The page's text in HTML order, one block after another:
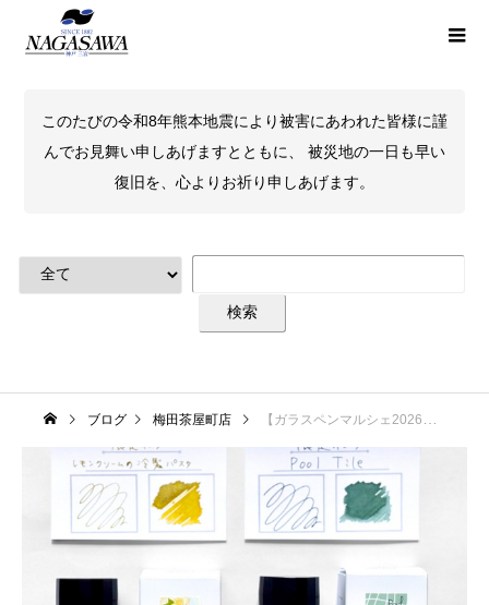
このたびの令和8年熊本地震により被害にあわれた皆様に謹
んでお見舞い申しあげますとともに、 被災地の一日も早い
復旧を、心よりお祈り申しあげます。
ブログ 梅田茶屋町店 【ガラスペンマルシェ2026】Tono&Lims×NAGASAWA梅田茶屋町店限定インク「Pool tile」「レモンクリームの冷製パスタ」